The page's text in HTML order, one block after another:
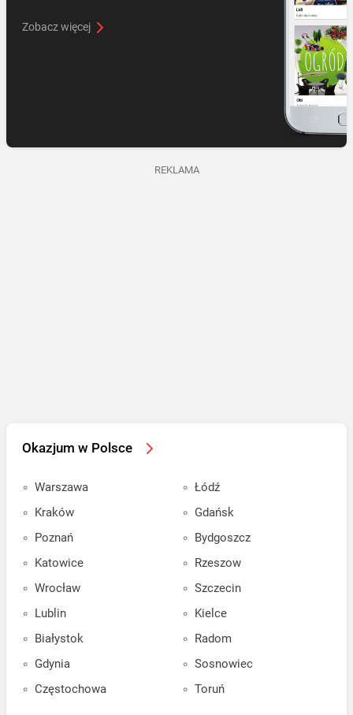
Zobacz więcej
REKLAMA
Okazjum w Polsce
Warszawa
Kraków
Poznań
Katowice
Wrocław
Lublin
Białystok
Gdynia
Częstochowa
Łódź
Gdańsk
Bydgoszcz
Rzeszow
Szczecin
Kielce
Radom
Sosnowiec
Toruń